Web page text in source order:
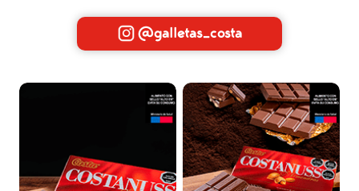
@galletas_costa